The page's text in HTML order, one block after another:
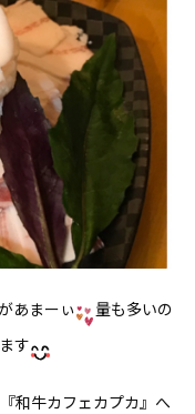
あまーぃ
量も多いの
す
和牛カフェカプカ』へ